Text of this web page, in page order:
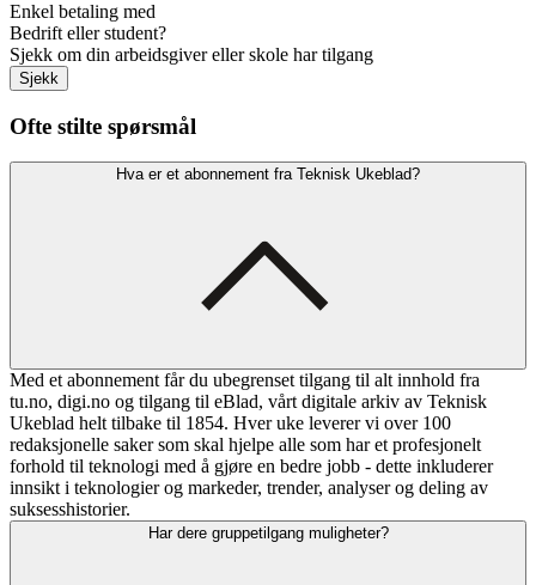
Enkel betaling med
Bedrift eller student?
Sjekk om din arbeidsgiver eller skole har tilgang
Sjekk
Ofte stilte spørsmål
Hva er et abonnement fra Teknisk Ukeblad?
Med et abonnement får du ubegrenset tilgang til alt innhold fra
tu.no, digi.no og tilgang til eBlad, vårt digitale arkiv av Teknisk
Ukeblad helt tilbake til 1854. Hver uke leverer vi over 100
redaksjonelle saker som skal hjelpe alle som har et profesjonelt
forhold til teknologi med å gjøre en bedre jobb - dette inkluderer
innsikt i teknologier og markeder, trender, analyser og deling av
suksesshistorier.
Har dere gruppetilgang muligheter?